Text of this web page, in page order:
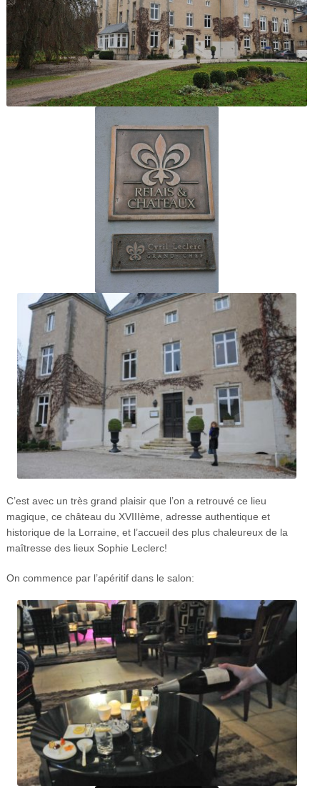
C’est avec un très grand plaisir que l’on a retrouvé ce lieu
magique, ce château du XVIIIème, adresse authentique et
historique de la Lorraine, et l’accueil des plus chaleureux de la
maîtresse des lieux Sophie Leclerc!
On commence par l’apéritif dans le salon: